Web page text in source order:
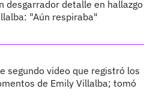
desgarrador detalle en hallazgo
"Aún respiraba"
segundo video que registró los
de Emily Villalba; tomó